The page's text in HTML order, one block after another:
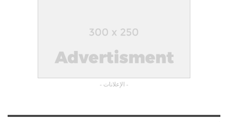
- الإعلانات -